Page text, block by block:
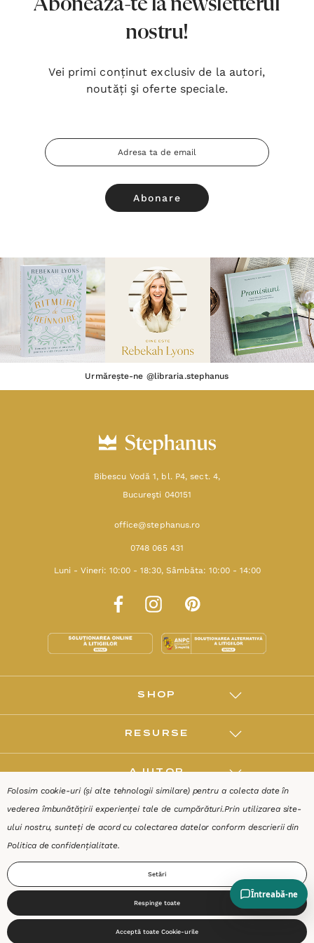
nostru!
Vei primi conținut exclusiv de la autori,
noutăți şi oferte speciale.
Adresa
Email
Urmărește-ne @libraria.stephanus
Bibescu Vodă 1, bl. P4, sect. 4,
Bucureşti 040151
office@stephanus.ro
0748 065 431
Luni - Vineri: 10:00 - 18:30, Sâmbăta: 10:00 - 14:00
SHOP
RESURSE
AJUTOR
DESPRE
Folosim cookie-uri (și alte tehnologii similare) pentru a colecta date în
vederea îmbunătățirii experienței tale de cumpărături.Prin utilizarea site-
ului nostru, sunteți de acord cu colectarea datelor conform descrierii din
Politica de confidențialitate.
Setări
Respinge toate
Acceptă toate Cookie-urile